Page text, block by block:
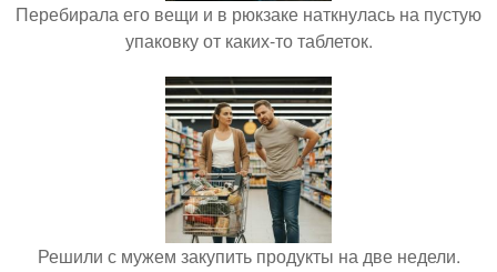
Перебирала его вещи и в рюкзаке наткнулась на пустую
упаковку от каких-то таблеток.
Решили с мужем закупить продукты на две недели.